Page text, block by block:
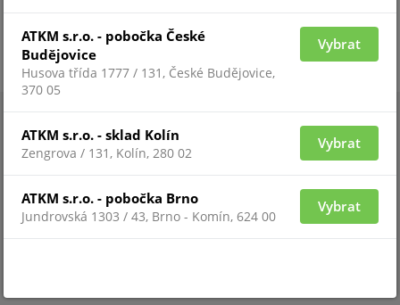
ATKM s.r.o. - pobočka České
Budějovice
Husova třída 1777 / 131, České Budějovice,
370 05
Vybrat
ATKM s.r.o. - sklad Kolín
Zengrova / 131, Kolín, 280 02
Vybrat
ATKM s.r.o. - pobočka Brno
Jundrovská 1303 / 43, Brno - Komín, 624 00
Vybrat